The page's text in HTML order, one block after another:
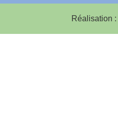
Réalisation :